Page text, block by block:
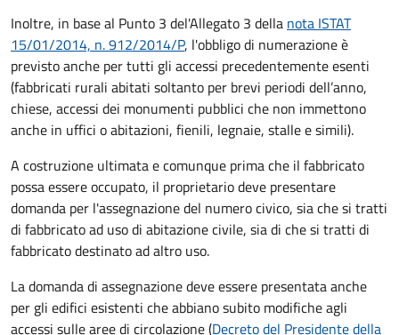
Inoltre, in base al Punto 3 del'Allegato 3 della nota ISTAT
15/01/2014, n. 912/2014/P, l'obbligo di numerazione è
previsto anche per tutti gli accessi precedentemente esenti
(fabbricati rurali abitati soltanto per brevi periodi dell’anno,
chiese, accessi dei monumenti pubblici che non immettono
anche in uffici o abitazioni, fienili, legnaie, stalle e simili).
A costruzione ultimata e comunque prima che il fabbricato
possa essere occupato, il proprietario deve presentare
domanda per l'assegnazione del numero civico, sia che si tratti
di fabbricato ad uso di abitazione civile, sia di che si tratti di
fabbricato destinato ad altro uso.
La domanda di assegnazione deve essere presentata anche
per gli edifici esistenti che abbiano subito modifiche agli
accessi sulle aree di circolazione (Decreto del Presidente della